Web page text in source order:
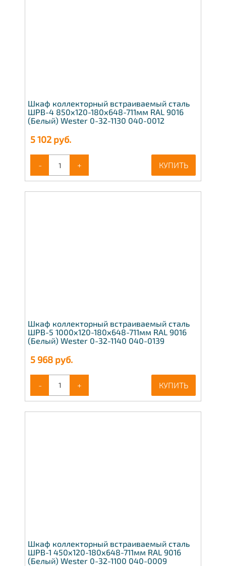
Шкаф коллекторный встраиваемый сталь
ШРВ-4 850х120-180х648-711мм RAL 9016
(Белый) Wester 0-32-1130 040-0012
5 102 руб.
- + КУПИТЬ
Шкаф коллекторный встраиваемый сталь
ШРВ-5 1000х120-180х648-711мм RAL 9016
(Белый) Wester 0-32-1140 040-0139
5 968 руб.
- + КУПИТЬ
Шкаф коллекторный встраиваемый сталь
ШРВ-1 450х120-180х648-711мм RAL 9016
(Белый) Wester 0-32-1100 040-0009